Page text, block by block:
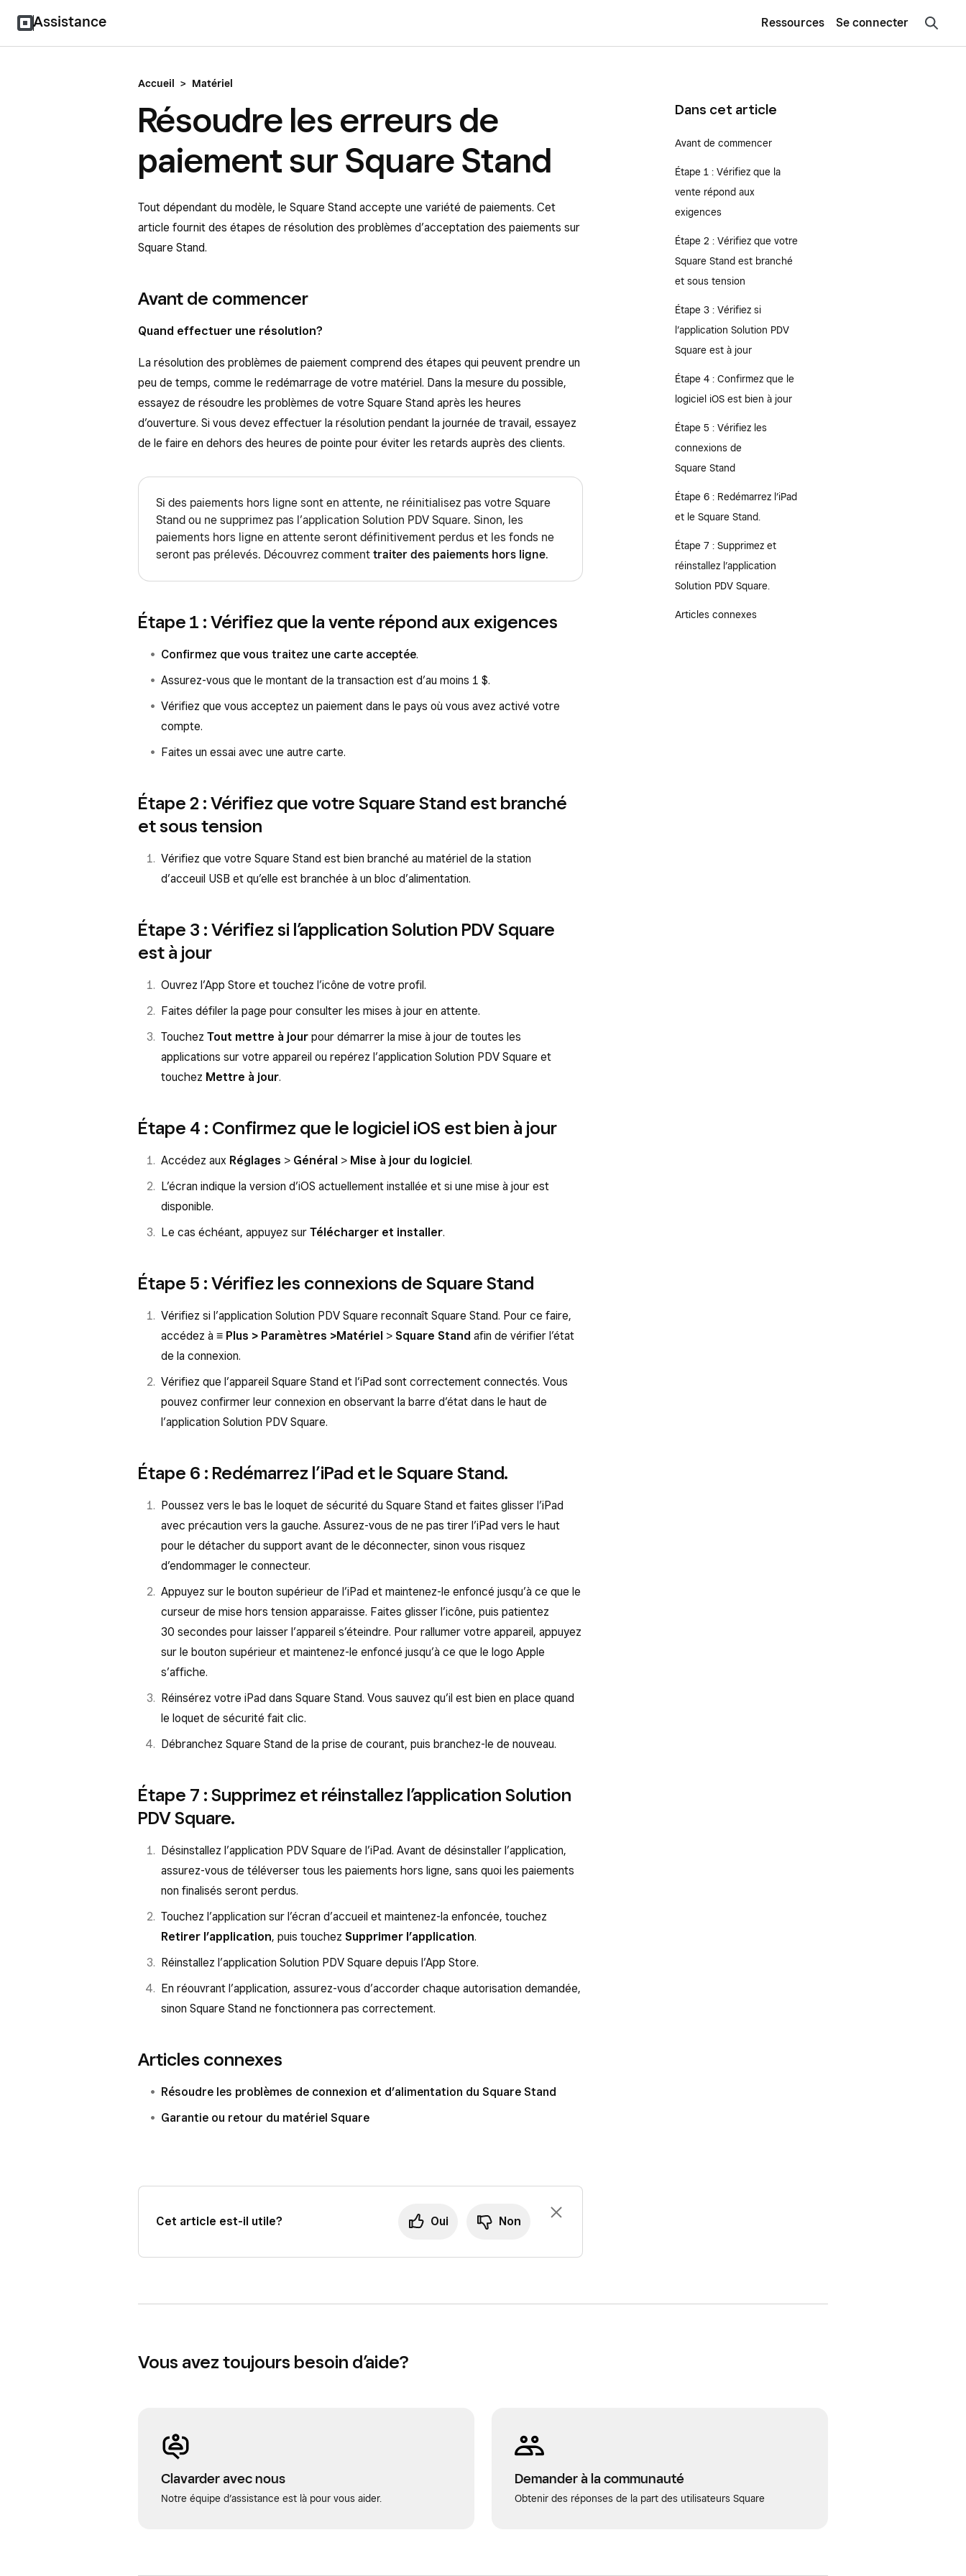
Assistance Ressources Se connecter
Accueil > Matériel
Résoudre les erreurs de
paiement sur Square Stand
Tout dépendant du modèle, le Square Stand accepte une variété de paiements. Cet
article fournit des étapes de résolution des problèmes d’acceptation des paiements sur
Square Stand.
Avant de commencer
Quand effectuer une résolution?
La résolution des problèmes de paiement comprend des étapes qui peuvent prendre un
peu de temps, comme le redémarrage de votre matériel. Dans la mesure du possible,
essayez de résoudre les problèmes de votre Square Stand après les heures
d’ouverture. Si vous devez effectuer la résolution pendant la journée de travail, essayez
de le faire en dehors des heures de pointe pour éviter les retards auprès des clients.
Si des paiements hors ligne sont en attente, ne réinitialisez pas votre Square
Stand ou ne supprimez pas l’application Solution PDV Square. Sinon, les
paiements hors ligne en attente seront définitivement perdus et les fonds ne
seront pas prélevés. Découvrez comment traiter des paiements hors ligne.
Étape 1 : Vérifiez que la vente répond aux exigences
Confirmez que vous traitez une carte acceptée.
Assurez-vous que le montant de la transaction est d’au moins 1 $.
Vérifiez que vous acceptez un paiement dans le pays où vous avez activé votre
compte.
Faites un essai avec une autre carte.
Étape 2 : Vérifiez que votre Square Stand est branché
et sous tension
Vérifiez que votre Square Stand est bien branché au matériel de la station
d’acceuil USB et qu’elle est branchée à un bloc d’alimentation.
Étape 3 : Vérifiez si l’application Solution PDV Square
est à jour
Ouvrez l’App Store et touchez l’icône de votre profil.
Faites défiler la page pour consulter les mises à jour en attente.
Touchez Tout mettre à jour pour démarrer la mise à jour de toutes les
applications sur votre appareil ou repérez l’application Solution PDV Square et
touchez Mettre à jour.
Étape 4 : Confirmez que le logiciel iOS est bien à jour
Accédez aux Réglages > Général > Mise à jour du logiciel.
L’écran indique la version d’iOS actuellement installée et si une mise à jour est
disponible.
Le cas échéant, appuyez sur Télécharger et installer.
Étape 5 : Vérifiez les connexions de Square Stand
Vérifiez si l’application Solution PDV Square reconnaît Square Stand. Pour ce faire,
accédez à ≡ Plus > Paramètres >Matériel > Square Stand afin de vérifier l’état
de la connexion.
Vérifiez que l’appareil Square Stand et l’iPad sont correctement connectés. Vous
pouvez confirmer leur connexion en observant la barre d’état dans le haut de
l’application Solution PDV Square.
Étape 6 : Redémarrez l’iPad et le Square Stand.
Poussez vers le bas le loquet de sécurité du Square Stand et faites glisser l’iPad
avec précaution vers la gauche. Assurez-vous de ne pas tirer l’iPad vers le haut
pour le détacher du support avant de le déconnecter, sinon vous risquez
d’endommager le connecteur.
Appuyez sur le bouton supérieur de l’iPad et maintenez-le enfoncé jusqu’à ce que le
curseur de mise hors tension apparaisse. Faites glisser l’icône, puis patientez
30 secondes pour laisser l’appareil s’éteindre. Pour rallumer votre appareil, appuyez
sur le bouton supérieur et maintenez-le enfoncé jusqu’à ce que le logo Apple
s’affiche.
Réinsérez votre iPad dans Square Stand. Vous sauvez qu’il est bien en place quand
le loquet de sécurité fait clic.
Débranchez Square Stand de la prise de courant, puis branchez-le de nouveau.
Étape 7 : Supprimez et réinstallez l’application Solution
PDV Square.
Désinstallez l’application PDV Square de l’iPad. Avant de désinstaller l’application,
assurez-vous de téléverser tous les paiements hors ligne, sans quoi les paiements
non finalisés seront perdus.
Touchez l’application sur l’écran d’accueil et maintenez-la enfoncée, touchez
Retirer l’application, puis touchez Supprimer l’application.
Réinstallez l’application Solution PDV Square depuis l’App Store.
En réouvrant l’application, assurez-vous d’accorder chaque autorisation demandée,
sinon Square Stand ne fonctionnera pas correctement.
Articles connexes
Résoudre les problèmes de connexion et d’alimentation du Square Stand
Garantie ou retour du matériel Square
Cet article est-il utile? Oui Non
Dans cet article
Avant de commencer
Étape 1 : Vérifiez que la
vente répond aux
exigences
Étape 2 : Vérifiez que votre
Square Stand est branché
et sous tension
Étape 3 : Vérifiez si
l’application Solution PDV
Square est à jour
Étape 4 : Confirmez que le
logiciel iOS est bien à jour
Étape 5 : Vérifiez les
connexions de
Square Stand
Étape 6 : Redémarrez l’iPad
et le Square Stand.
Étape 7 : Supprimez et
réinstallez l’application
Solution PDV Square.
Articles connexes
Vous avez toujours besoin d’aide?
Clavarder avec nous
Notre équipe d’assistance est là pour vous aider.
Demander à la communauté
Obtenir des réponses de la part des utilisateurs Square